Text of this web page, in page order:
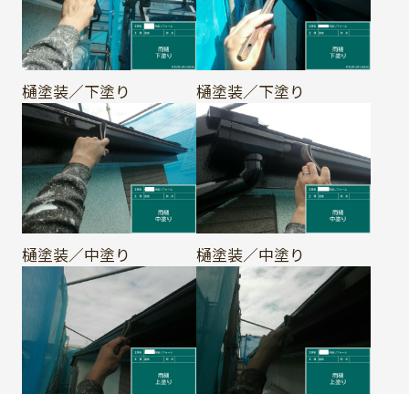
樋塗装／下塗り 樋塗装／下塗り
樋塗装／中塗り 樋塗装／中塗り